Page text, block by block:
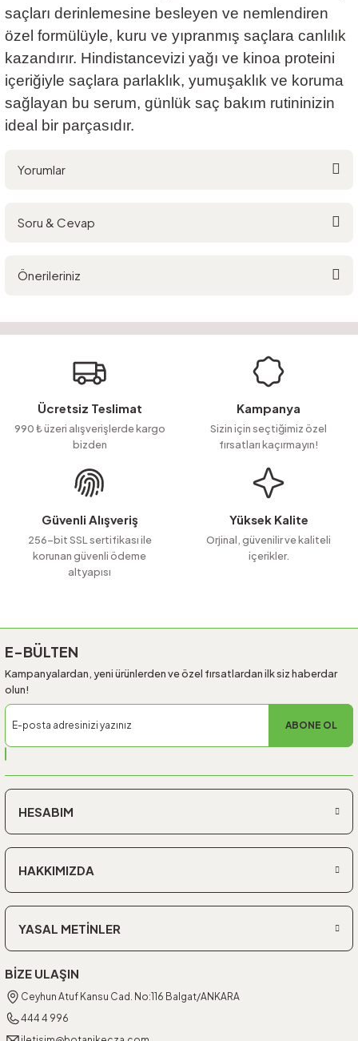
saçları derinlemesine besleyen ve nemlendiren
özel formülüyle, kuru ve yıpranmış saçlara canlılık
kazandırır. Hindistancevizi yağı ve kinoa proteini
içeriğiyle saçlara parlaklık, yumuşaklık ve koruma
sağlayan bu serum, günlük saç bakım rutininizin
ideal bir parçasıdır.
Yorumlar
Soru & Cevap
Soru Sor
Önerileriniz
Görüş ve önerileriniz için teşekkür ederiz.
Ürün resmi kalitesiz, bozuk veya görüntülenemiyor.
Ürün açıklamasında eksik bilgiler bulunuyor.
Ürün bilgilerinde hatalar bulunuyor.
Ürün fiyatı diğer sitelerden daha pahalı.
Bu ürüne benzer farklı alternatifler olmalı.
Ücretsiz Teslimat
990 ₺ üzeri alışverişlerde kargo
bizden
Kampanya
Sizin için seçtiğimiz özel
fırsatları kaçırmayın!
Güvenli Alışveriş
256-bit SSL sertifikası ile
korunan güvenli ödeme
altyapısı
Yüksek Kalite
Orjinal, güvenilir ve kaliteli
içerikler.
E-BÜLTEN
Kampanyalardan, yeni ürünlerden ve özel fırsatlardan ilk siz haberdar
olun!
ABONE OL
HESABIM
HAKKIMIZDA
YASAL METİNLER
BİZE ULAŞIN
Ceyhun Atuf Kansu Cad. No:116 Balgat/ANKARA
444 4 996